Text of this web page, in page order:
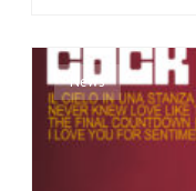
News